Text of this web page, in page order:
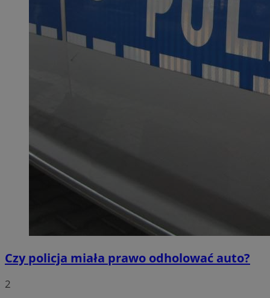
Czy policja miała prawo odholować auto?
2